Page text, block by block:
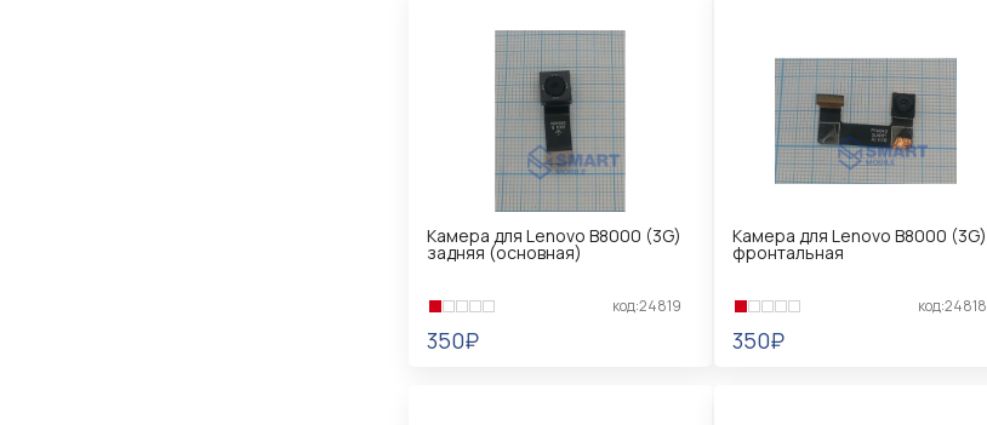
Камера для Lenovo B8000 (3G)
задняя (основная)
код:24819
350₽
Камера для Lenovo B8000 (3G)
фронтальная
код:24818
350₽